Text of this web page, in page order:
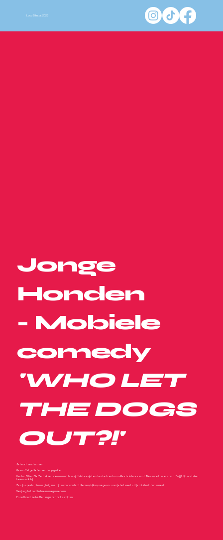
Loco Strada 2026
Jonge
Honden
- Mobiele
comedy
'WHO LET
THE DOGS
OUT?!'
Je hoort ze al van ver.
Gesnuffel, geblaf en een hoop gedoe.
Hector, Fifi en Blaffie trekken samen met hun sjofele baasje Leo door het centrum. Alles is interessant. Alles moet onderzocht. En jij? Jij hoort daar
ineens ook bij.
Ze zijn speels, nieuwsgierig en altijd in voor contact. Rennen, kijken, reageren… voor je het weet zit je midden in hun wereld.
Van jong tot oud: iedereen mag meedoen.
En onthoud: ze blaffen erger dan dat ze bijten.